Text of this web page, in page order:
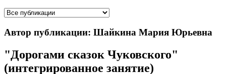
Автор публикации: Шайкина Мария Юрьевна
"Дорогами сказок Чуковского"
(интегрированное занятие)